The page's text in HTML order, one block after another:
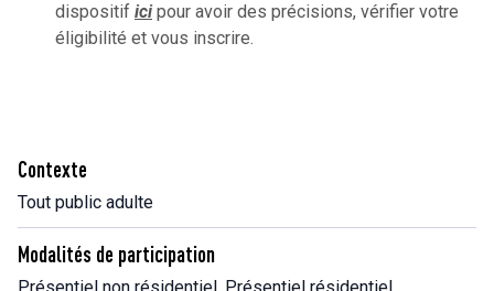
Contexte
Tout public adulte
Modalités de participation
dispositif icipour avoir des précisions, vérifier votre
éligibilité et vous inscrire.